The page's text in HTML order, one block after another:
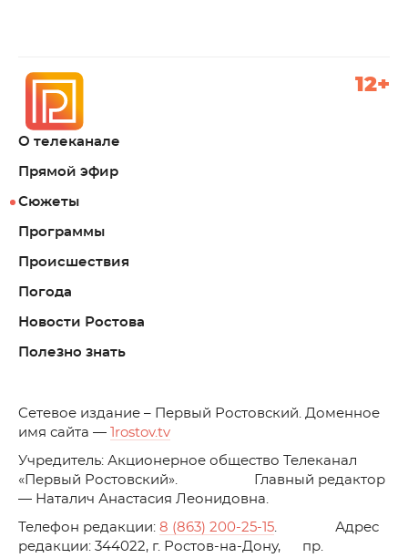
О телеканале
Прямой эфир
Сюжеты
Программы
Происшествия
Погода
Новости Ростова
Полезно знать
12+
Cетевое издание – Первый Ростовский. Доменное
имя сайта —
1rostov.tv
Учредитель: Акционерное общество Телеканал
«Первый Ростовский». Главный редактор
— Наталич Анастасия Леонидовна.
Телефон редакции: 8 (863) 200-25-15. Адрес
редакции: 344022, г. Ростов-на-Дону, пр.